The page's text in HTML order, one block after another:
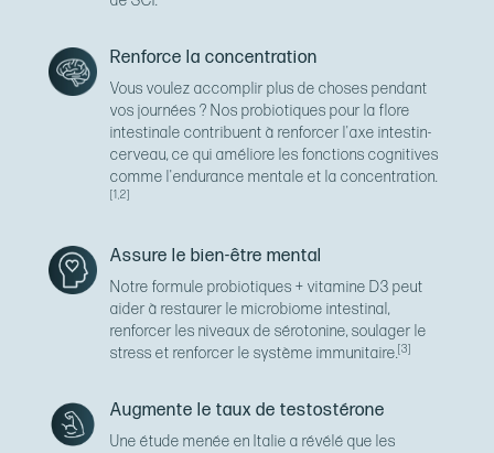
Renforce la concentration
Vous voulez accomplir plus de choses pendant
vos journées ? Nos probiotiques pour la flore
intestinale contribuent à renforcer l'axe intestin-
cerveau, ce qui améliore les fonctions cognitives
comme l'endurance mentale et la concentration.
[1,2]
Assure le bien-être mental
Notre formule probiotiques + vitamine D3 peut
aider à restaurer le microbiome intestinal,
renforcer les niveaux de sérotonine, soulager le
stress et renforcer le système immunitaire.[3]
Augmente le taux de testostérone
Une étude menée en Italie a révélé que les